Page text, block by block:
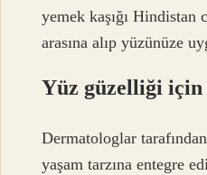
yemek kaşığı Hindistan
arasına alıp yüzünüze
Yüz güzelliği için
Dermatologlar
yaşam tarzına entegre